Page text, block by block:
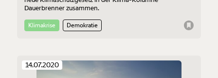
Geschenkurkunde im PDF-Format, welche Du
kannst.
Dauerbrenner zusammen.
Klimakrise Demokratie
14.07.2020